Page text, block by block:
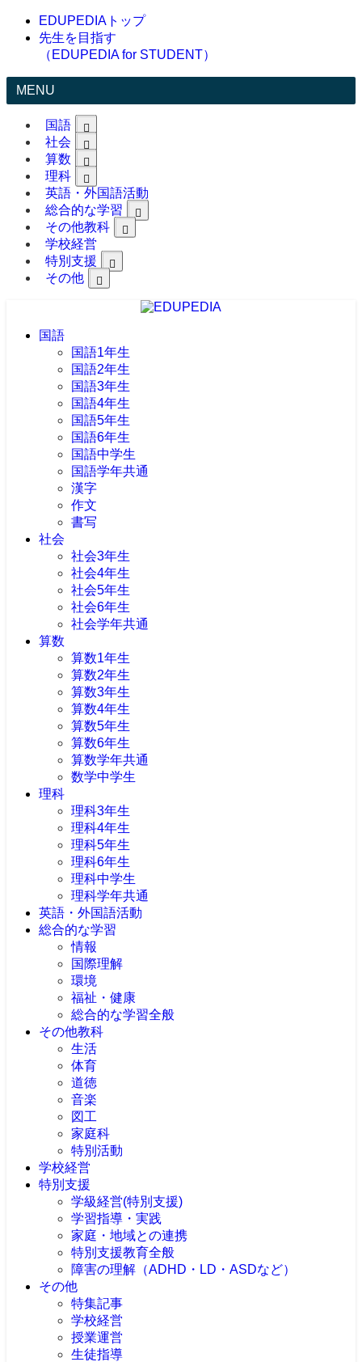
EDUPEDIAトップ
先生を目指す
（EDUPEDIA for STUDENT）
MENU
国語
社会
算数
理科
英語・外国語活動
総合的な学習
その他教科
学校経営
特別支援
その他
国語
国語1年生
国語2年生
国語3年生
国語4年生
国語5年生
国語6年生
国語中学生
国語学年共通
漢字
作文
書写
社会
社会3年生
社会4年生
社会5年生
社会6年生
社会学年共通
算数
算数1年生
算数2年生
算数3年生
算数4年生
算数5年生
算数6年生
算数学年共通
数学中学生
理科
理科3年生
理科4年生
理科5年生
理科6年生
理科中学生
理科学年共通
英語・外国語活動
総合的な学習
情報
国際理解
環境
福祉・健康
総合的な学習全般
その他教科
生活
体育
道徳
音楽
図工
家庭科
特別活動
学校経営
特別支援
学級経営(特別支援)
学習指導・実践
家庭・地域との連携
特別支援教育全般
障害の理解（ADHD・LD・ASDなど）
その他
特集記事
学校経営
授業運営
生徒指導